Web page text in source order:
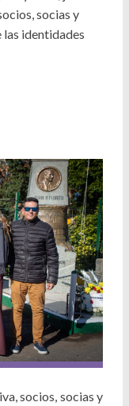
socias y
las identidades
socios, socias y